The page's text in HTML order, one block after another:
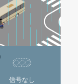
信号なし